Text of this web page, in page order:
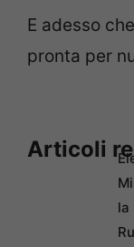
E adesso
pronta per
Articoli
la